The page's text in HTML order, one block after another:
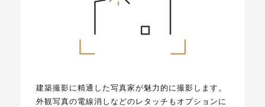
建築撮影に精通した写真家が魅力的に撮影します。
外観写真の電線消しなどのレタッチもオプションに